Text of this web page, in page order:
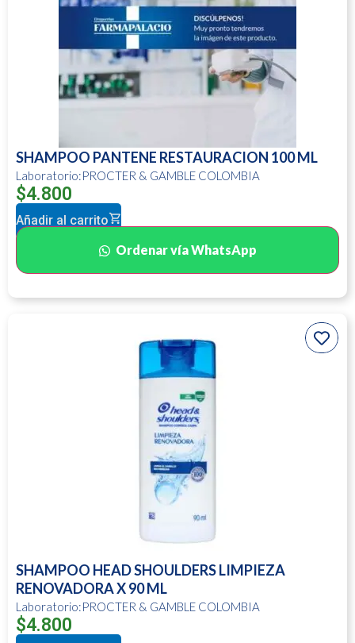
SHAMPOO PANTENE RESTAURACION 100 ML
Laboratorio:PROCTER & GAMBLE COLOMBIA
$4.800
Añadir al carrito
Ordenar vía WhatsApp
SHAMPOO HEAD SHOULDERS LIMPIEZA
RENOVADORA X 90 ML
Laboratorio:PROCTER & GAMBLE COLOMBIA
$4.800